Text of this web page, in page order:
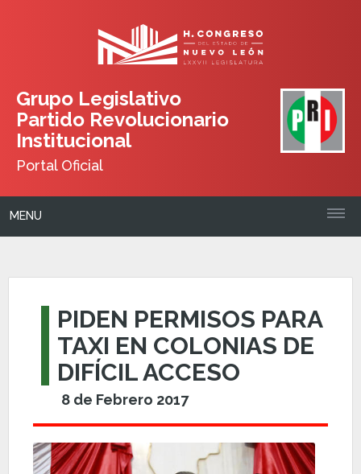
Grupo Legislativo
Partido Revolucionario
Institucional
Portal Oficial
MENU
PIDEN PERMISOS PARA
TAXI EN COLONIAS DE
DIFÍCIL ACCESO
8 de Febrero 2017